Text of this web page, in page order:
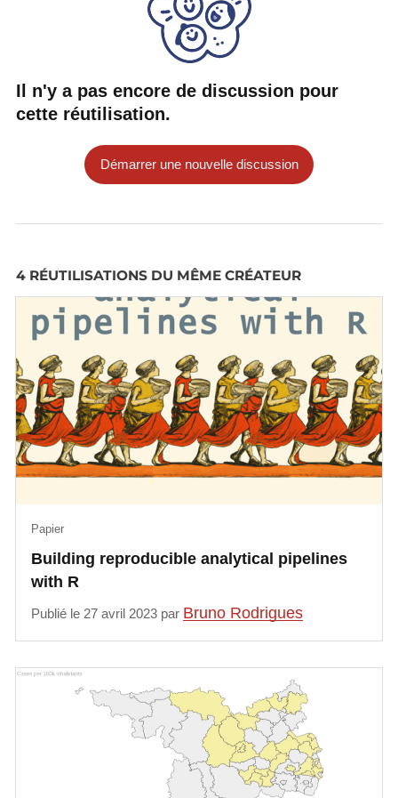
Il n'y a pas encore de discussion pour
cette réutilisation.
Démarrer une nouvelle discussion
4 RÉUTILISATIONS DU MÊME CRÉATEUR
Building reproducible analytical pipelines
with R
Papier
Publié le 27 avril 2023 par Bruno Rodrigues